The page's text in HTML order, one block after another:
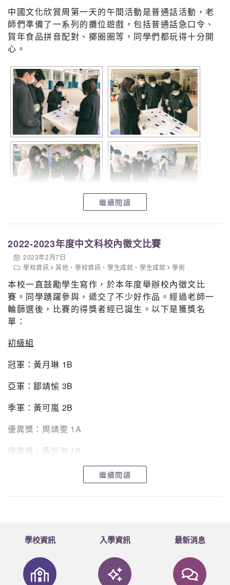
3C 徐子喬 F 33
2.838
10
4A 2 陳芷筠 F 32 2.752
中五、六級女子組
名
班
別
學
號
姓名
性
別
圈
數
總距離（km
5A 8 劉天樂 F 49
2
6A 11 曾翠妍 F 39
3.354
3
5A 10 劉宛琪 F 39
5D 4 呂皓琳 F 36
薛美虹 F
石心柔 F
8
6A
9
5A 6 胡芝瑋 F 30
10
5D 6 蘇倩琳 F 30 2.580
名
次
別
號
1 5D 0
2
5D 0
中國文化欣賞周第一天的午間活動是普通話活動，老
師們準備了一系列的攤位遊戲，包括普通話急口令、
賀年食品拼音配對、擲圈圈等，同學們都玩得十分開
心。
繼續閱讀
2022-2023年度中文科校內徵文比賽
2023年2月7日
學校資訊
其他 、學校資訊 、學生成就 、學生成就 學術
本校一直鼓勵學生寫作，於本年度舉辦校內徵文比
賽。同學踴躍參與，遞交了不少好作品。經過老師一
輪篩選後，比賽的得獎者經已誕生。以下是獲獎名
單：
初級組
冠軍：黃月琳 1B
亞軍：鄒靖愉 3B
季軍：黃可嵐 2B
優異獎：周靖雯 1A
優異獎：黃悅琳 1B
冠軍：方子晴 5C
季軍：鄭舒齡 4A
優異獎：王浠雨 5D
優異獎：林釔婷 4A
繼續閱讀
學校資訊 入學資訊 最新消息